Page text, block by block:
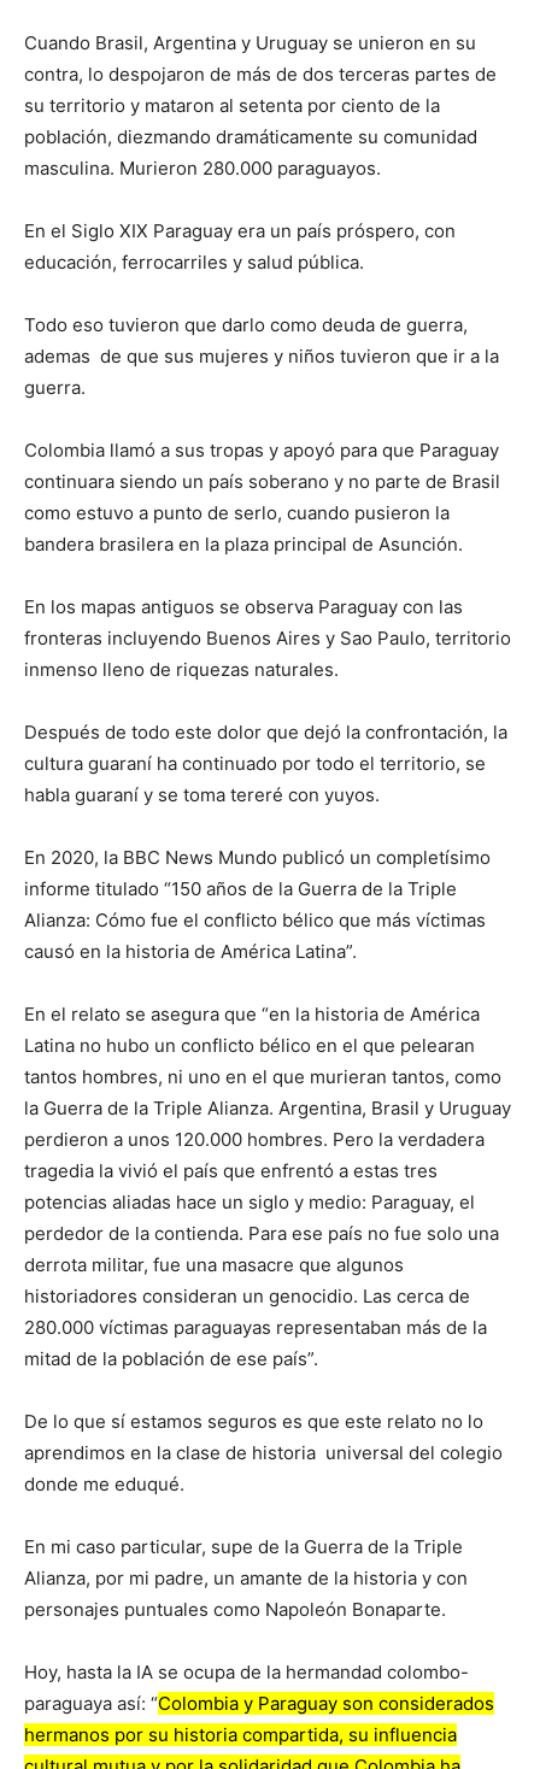
Cuando Brasil, Argentina y Uruguay se unieron en su
contra, lo despojaron de más de dos terceras partes de
su territorio y mataron al setenta por ciento de la
población, diezmando dramáticamente su comunidad
masculina. Murieron 280.000 paraguayos.
En el Siglo XIX Paraguay era un país próspero, con
educación, ferrocarriles y salud pública.
Todo eso tuvieron que darlo como deuda de guerra,
ademas de que sus mujeres y niños tuvieron que ir a la
guerra.
Colombia llamó a sus tropas y apoyó para que Paraguay
continuara siendo un país soberano y no parte de Brasil
como estuvo a punto de serlo, cuando pusieron la
bandera brasilera en la plaza principal de Asunción.
En los mapas antiguos se observa Paraguay con las
fronteras incluyendo Buenos Aires y Sao Paulo, territorio
inmenso lleno de riquezas naturales.
Después de todo este dolor que dejó la confrontación, la
cultura guaraní ha continuado por todo el territorio, se
habla guaraní y se toma tereré con yuyos.
En 2020, la BBC News Mundo publicó un completísimo
informe titulado “150 años de la Guerra de la Triple
Alianza: Cómo fue el conflicto bélico que más víctimas
causó en la historia de América Latina”.
En el relato se asegura que “en la historia de América
Latina no hubo un conflicto bélico en el que pelearan
tantos hombres, ni uno en el que murieran tantos, como
la Guerra de la Triple Alianza. Argentina, Brasil y Uruguay
perdieron a unos 120.000 hombres. Pero la verdadera
tragedia la vivió el país que enfrentó a estas tres
potencias aliadas hace un siglo y medio: Paraguay, el
perdedor de la contienda. Para ese país no fue solo una
derrota militar, fue una masacre que algunos
historiadores consideran un genocidio. Las cerca de
280.000 víctimas paraguayas representaban más de la
mitad de la población de ese país”.
De lo que sí estamos seguros es que este relato no lo
aprendimos en la clase de historia universal del colegio
donde me eduqué.
En mi caso particular, supe de la Guerra de la Triple
Alianza, por mi padre, un amante de la historia y con
personajes puntuales como Napoleón Bonaparte.
Hoy, hasta la IA se ocupa de la hermandad colombo-
paraguaya así: “Colombia y Paraguay son considerados
hermanos por su historia compartida, su influencia